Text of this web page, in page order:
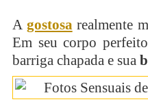
A gostosarealmente
Em seu corpo
barriga chapada e sua